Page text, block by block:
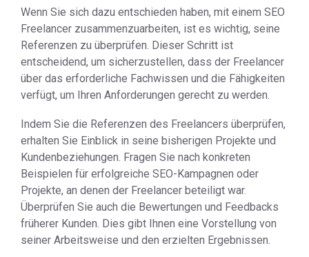
Wenn Sie sich dazu entschieden haben, mit einem SEO
Freelancer zusammenzuarbeiten, ist es wichtig, seine
Referenzen zu überprüfen. Dieser Schritt ist
entscheidend, um sicherzustellen, dass der Freelancer
über das erforderliche Fachwissen und die Fähigkeiten
verfügt, um Ihren Anforderungen gerecht zu werden.
Indem Sie die Referenzen des Freelancers überprüfen,
erhalten Sie Einblick in seine bisherigen Projekte und
Kundenbeziehungen. Fragen Sie nach konkreten
Beispielen für erfolgreiche SEO-Kampagnen oder
Projekte, an denen der Freelancer beteiligt war.
Überprüfen Sie auch die Bewertungen und Feedbacks
früherer Kunden. Dies gibt Ihnen eine Vorstellung von
seiner Arbeitsweise und den erzielten Ergebnissen.